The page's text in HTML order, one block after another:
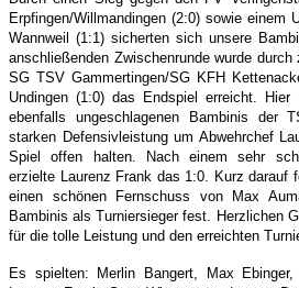
Erpfingen/Willmandingen (2:0) sowie einem
Wannweil (1:1) sicherten sich unsere
anschließenden Zwischenrunde wurde
SG TSV Gammertingen/SG KFH
Undingen (1:0) das Endspiel erreicht.
ebenfalls ungeschlagenen Bambinis der
starken Defensivleistung um Abwehrchef
Spiel offen halten. Nach einem sehr
erzielte Laurenz Frank das 1:0. Kurz darauf
einen schönen Fernschuss von Max
Bambinis als Turniersieger fest. Herzlichen
für die tolle Leistung und den erreichten
Es spielten: Merlin Bangert, Max